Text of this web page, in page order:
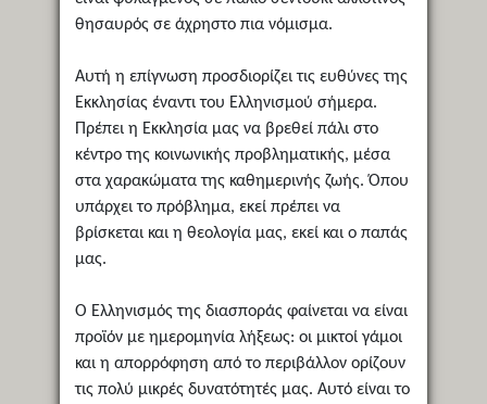
θησαυρός σε άχρηστο πια νόμισμα.
Αυτή η επίγνωση προσδιορίζει τις ευθύνες της
Εκκλησίας έναντι του Ελληνισμού σήμερα.
Πρέπει η Εκκλησία μας να βρεθεί πάλι στο
κέντρο της κοινωνικής προβληματικής, μέσα
στα χαρακώματα της καθημερινής ζωής. Όπου
υπάρχει το πρόβλημα, εκεί πρέπει να
βρίσκεται και η θεολογία μας, εκεί και ο παπάς
μας.
Ο Ελληνισμός της διασποράς φαίνεται να είναι
προϊόν με ημερομηνία λήξεως: οι μικτοί γάμοι
και η απορρόφηση από το περιβάλλον ορίζουν
τις πολύ μικρές δυνατότητές μας. Αυτό είναι το